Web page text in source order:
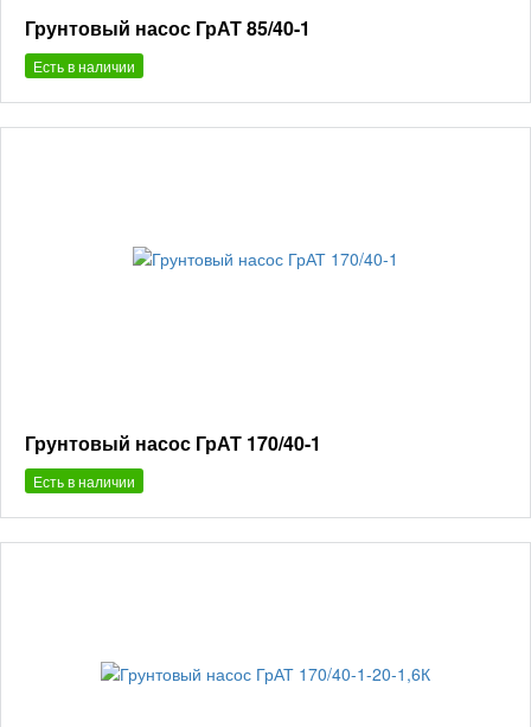
Грунтовый насос ГрАТ 85/40-1
Есть в наличии
Грунтовый насос ГрАТ 170/40-1
Есть в наличии